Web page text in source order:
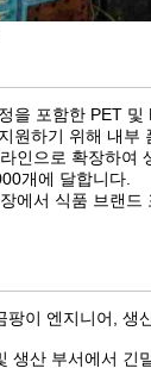
을 포함한 PET 및
원하기 위해 내부
인으로 확장하여
개에 달합니다.
에서 식품 브랜드
팡이 엔지니어, 생
생산 부서에서 긴